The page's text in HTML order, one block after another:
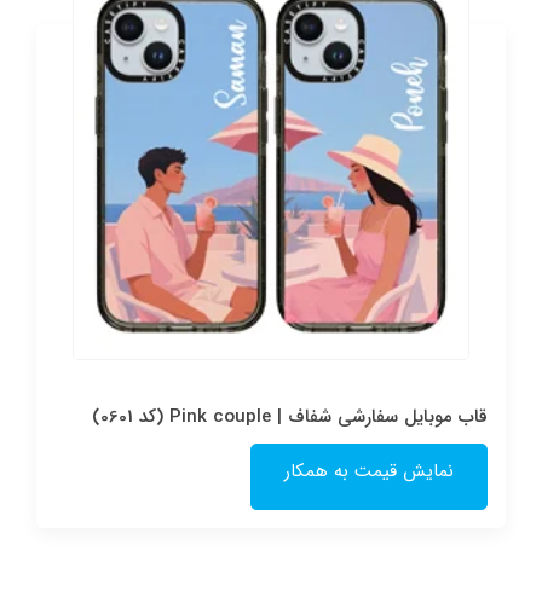
قاب موبایل سفارشی شفاف | Pink couple (کد 0601)
نمایش قیمت به همکار